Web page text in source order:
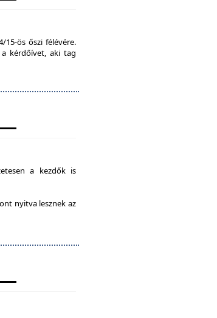
15-ös őszi félévére.
kérdőívet, aki tag
a kezdők is
nyitva lesznek az